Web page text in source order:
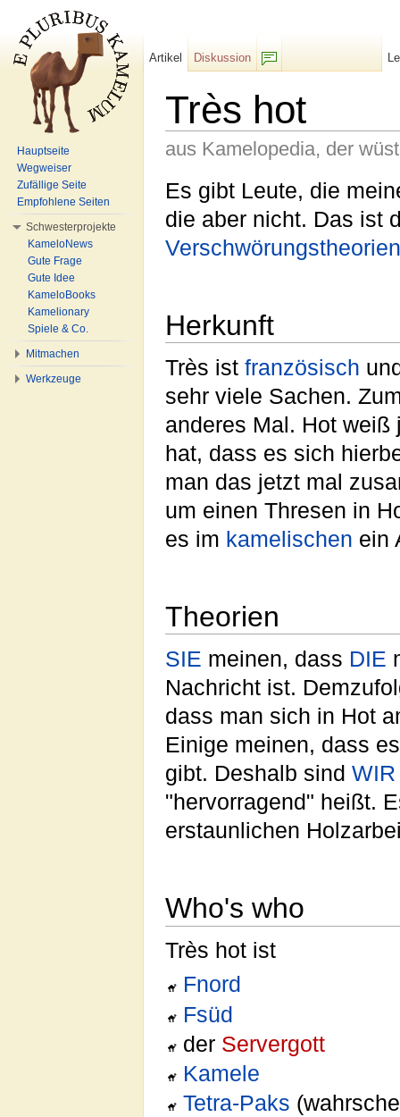
Très hot
aus Kamelopedia, der
Es gibt Leute, die
die aber nicht. Das ist
Verschwörungstheorien
Herkunft
Très ist französisch
sehr viele Sachen.
anderes Mal. Hot weiß
hat, dass es sich
man das jetzt mal
um einen Thresen in
es im kamelischen ein
Theorien
SIE meinen, dass DIE
Nachricht ist.
dass man sich in Hot
Einige meinen, dass
gibt. Deshalb sind WIR
"hervorragend" heißt.
erstaunlichen
Who's who
Très hot ist
Fnord
Fsüd
der Servergott
Kamele
Tetra-Paks
Artikel
Diskussion
Hauptseite
Wegweiser
Zufällige Seite
Empfohlene Seiten
Schwesterprojekte
KameloNews
Gute Frage
Gute Idee
KameloBooks
Kamelionary
Spiele & Co.
Mitmachen
Werkzeuge